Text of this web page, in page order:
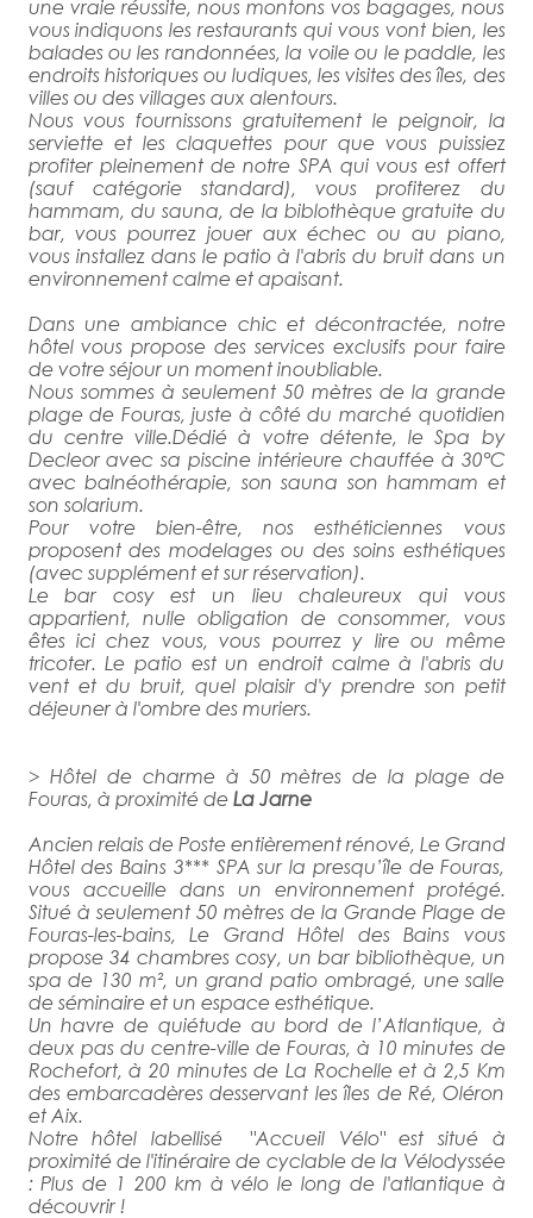
une vraie réussite, nous montons vos bagages, nous
vous indiquons les restaurants qui vous vont bien, les
balades ou les randonnées, la voile ou le paddle, les
endroits historiques ou ludiques, les visites des îles, des
villes ou des villages aux alentours.
Nous vous fournissons gratuitement le peignoir, la
serviette et les claquettes pour que vous puissiez
profiter pleinement de notre SPA qui vous est offert
(sauf catégorie standard), vous profiterez du
hammam, du sauna, de la biblothèque gratuite du
bar, vous pourrez jouer aux échec ou au piano,
vous installez dans le patio à l'abris du bruit dans un
environnement calme et apaisant.
Dans une ambiance chic et décontractée, notre
hôtel vous propose des services exclusifs pour faire
de votre séjour un moment inoubliable.
Nous sommes à seulement 50 mètres de la grande
plage de Fouras, juste à côté du marché quotidien
du centre ville.Dédié à votre détente, le Spa by
Decleor avec sa piscine intérieure chauffée à 30°C
avec balnéothérapie, son sauna son hammam et
son solarium.
Pour votre bien-être, nos esthéticiennes vous
proposent des modelages ou des soins esthétiques
(avec supplément et sur réservation).
Le bar cosy est un lieu chaleureux qui vous
appartient, nulle obligation de consommer, vous
êtes ici chez vous, vous pourrez y lire ou même
tricoter. Le patio est un endroit calme à l'abris du
vent et du bruit, quel plaisir d'y prendre son petit
déjeuner à l'ombre des muriers.
> Hôtel de charme à 50 mètres de la plage de
Fouras, à proximité de La Jarne
Ancien relais de Poste entièrement rénové, Le Grand
Hôtel des Bains 3*** SPA sur la presqu’île de Fouras,
vous accueille dans un environnement protégé.
Situé à seulement 50 mètres de la Grande Plage de
Fouras-les-bains, Le Grand Hôtel des Bains vous
propose 34 chambres cosy, un bar bibliothèque, un
spa de 130 m², un grand patio ombragé, une salle
de séminaire et un espace esthétique.
Un havre de quiétude au bord de l’Atlantique, à
deux pas du centre-ville de Fouras, à 10 minutes de
Rochefort, à 20 minutes de La Rochelle et à 2,5 Km
des embarcadères desservant les îles de Ré, Oléron
et Aix.
Notre hôtel labellisé "Accueil Vélo" est situé à
proximité de l'itinéraire de cyclable de la Vélodyssée
: Plus de 1 200 km à vélo le long de l'atlantique à
découvrir !